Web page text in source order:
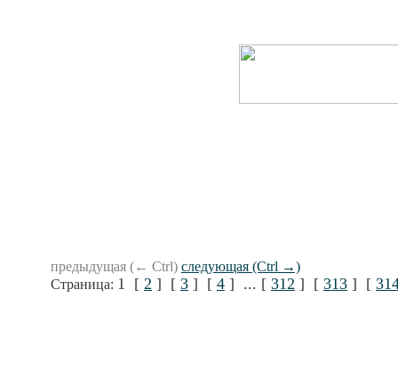
предыдущая (← Ctrl) следующая (Ctrl →)
Страница: 1 [ 2 ] [ 3 ] [ 4 ] ... [ 312 ] [ 313 ] [